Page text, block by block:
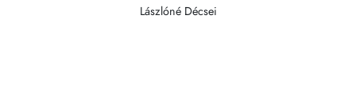
Lászlóné Décsei